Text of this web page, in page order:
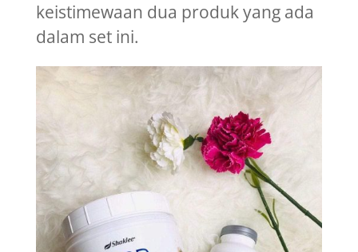
keistimewaan dua produk yang ada
dalam set ini.